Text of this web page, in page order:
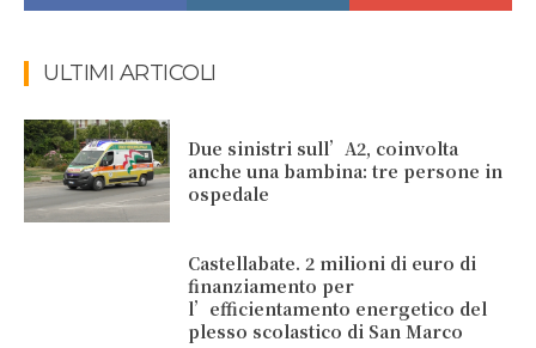
ULTIMI ARTICOLI
Due sinistri sull’A2, coinvolta
anche una bambina: tre persone in
ospedale
Castellabate. 2 milioni di euro di
finanziamento per
l’efficientamento energetico del
plesso scolastico di San Marco